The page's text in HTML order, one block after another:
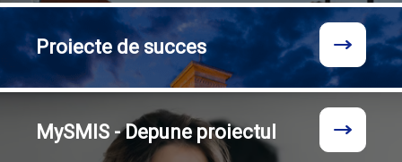
Proiecte de succes
MySMIS - Depune proiectul